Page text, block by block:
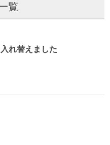
覧
れ替えました